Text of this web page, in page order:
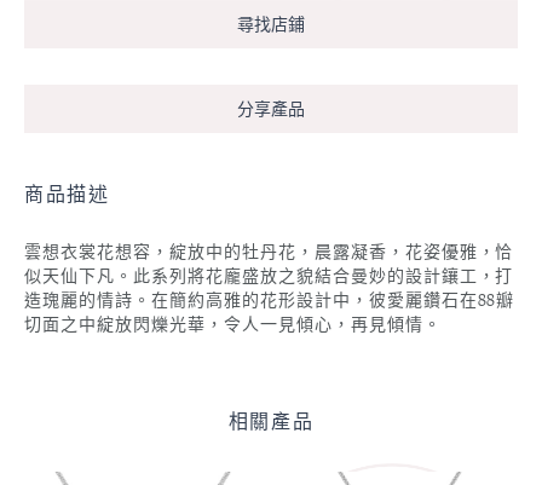
尋找店鋪
分享產品
商品描述
雲想衣裳花想容，綻放中的牡丹花，晨露凝香，花姿優雅，恰
似天仙下凡。此系列將花龐盛放之貌結合曼妙的設計鑲工，打
造瑰麗的情詩。在簡約高雅的花形設計中，彼愛麗鑽石在88瓣
切面之中綻放閃爍光華，令人一見傾心，再見傾情。
相關產品